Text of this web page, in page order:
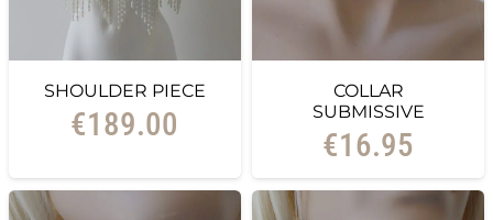
SHOULDER PIECE
€189.00
COLLAR
SUBMISSIVE
€16.95